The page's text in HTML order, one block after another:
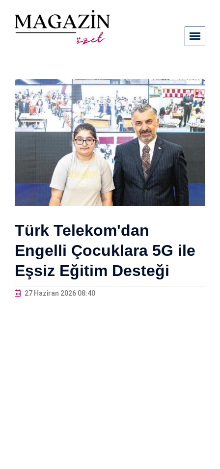
Türk Telekom'dan
Engelli Çocuklara 5G ile
Eşsiz Eğitim Desteği
27 Haziran 2026 08:40